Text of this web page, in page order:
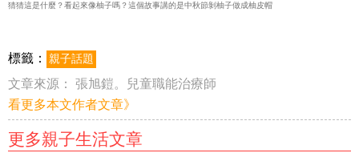
猜猜這是什麼？看起來像柚子嗎？這個故事講的是中秋節剝柚子做成柚皮帽
標籤： 親子話題
文章來源：
張旭鎧。兒童職能治療師
看更多本文作者文章》
更多親子生活文章